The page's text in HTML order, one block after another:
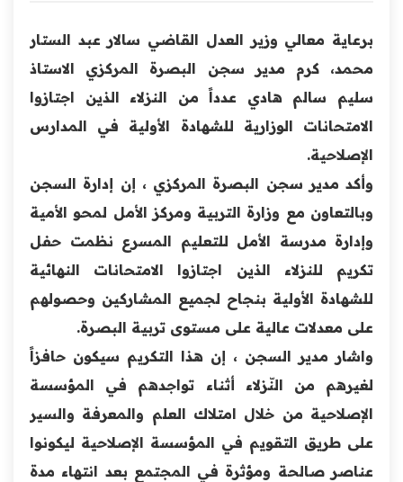
برعاية معالي وزير العدل القاضي سالار عبد الستار
محمد، كرم مدير سجن البصرة المركزي الاستاذ
سليم سالم هادي عدداً من النزلاء الذين اجتازوا
الامتحانات الوزارية للشهادة الأولية في المدارس
الإصلاحية.
وأكد مدير سجن البصرة المركزي ، إن إدارة السجن
وبالتعاون مع وزارة التربية ومركز الأمل لمحو الأمية
وإدارة مدرسة الأمل للتعليم المسرع نظمت حفل
تكريم للنزلاء الذين اجتازوا الامتحانات النهائية
للشهادة الأولية بنجاح لجميع المشاركين وحصولهم
على معدلات عالية على مستوى تربية البصرة.
واشار مدير السجن ، إن هذا التكريم سيكون حافزاً
لغيرهم من النّزلاء أثناء تواجدهم في المؤسسة
الإصلاحية من خلال امتلاك العلم والمعرفة والسير
على طريق التقويم في المؤسسة الإصلاحية ليكونوا
عناصر صالحة ومؤثرة في المجتمع بعد انتهاء مدة